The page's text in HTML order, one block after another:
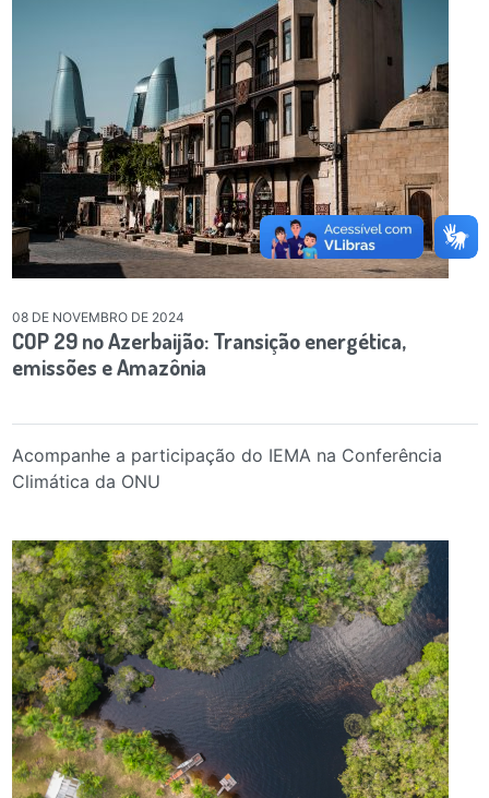
08 DE NOVEMBRO DE 2024
COP 29 no Azerbaijão: Transição energética,
emissões e Amazônia
Acompanhe a participação do IEMA na Conferência
Climática da ONU